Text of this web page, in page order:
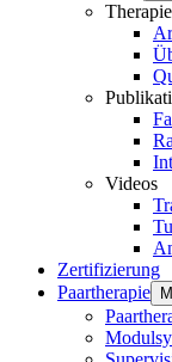
Videos
Zertifizierung
Paartherapie